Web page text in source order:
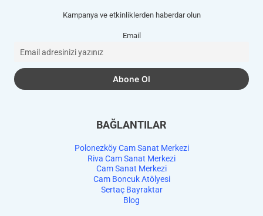
Kampanya ve etkinliklerden haberdar olun
Email
BAĞLANTILAR
Polonezköy Cam Sanat Merkezi
Riva Cam Sanat Merkezi
Cam Sanat Merkezi
Cam Boncuk Atölyesi
Sertaç Bayraktar
Blog